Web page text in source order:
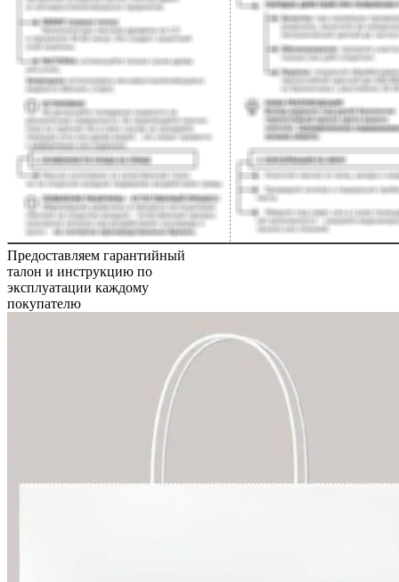
Предоставляем гарантийный
талон и инструкцию по
эксплуатации каждому
покупателю